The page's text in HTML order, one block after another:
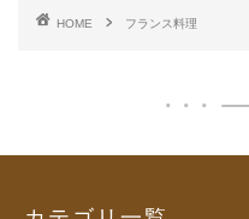
HOME フランス料理